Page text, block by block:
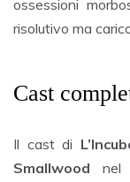
ossessioni
risolutivo ma
Cast
Il cast di
Smallwood nel